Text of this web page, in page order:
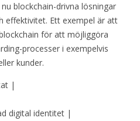
blockchain-drivna lösningar
Ett exempel är att
för att möjliggöra
processer i exempelvis
kunder.
|
digital identitet |